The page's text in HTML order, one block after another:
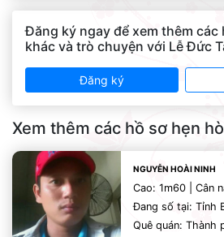
Đăng ký ngay để xem thêm các
khác và trò chuyện với Lễ Đức
Đăng ký
Xem thêm các hồ sơ hẹn
NGUYỄN HOÀI NINH
Cao: 1m60 | Cân
Đang số tại: Tỉnh
Quê quán: Thành